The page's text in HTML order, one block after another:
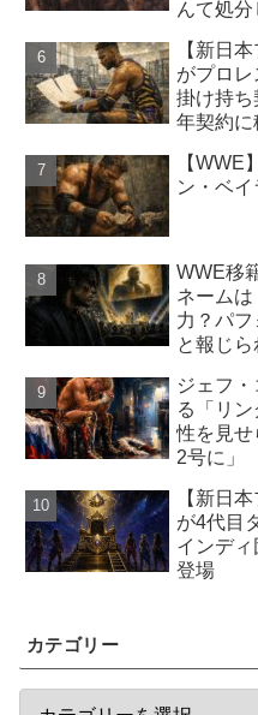
んて処分
【新日
がプロ
掛け持
年契約に
【WWE
ン・ベイ
WWE移
ネーム
力？パ
と報じら
ジェフ
る「リ
性を見せ
2号に」
【新日
が4代目
インデ
登場
カテゴリー